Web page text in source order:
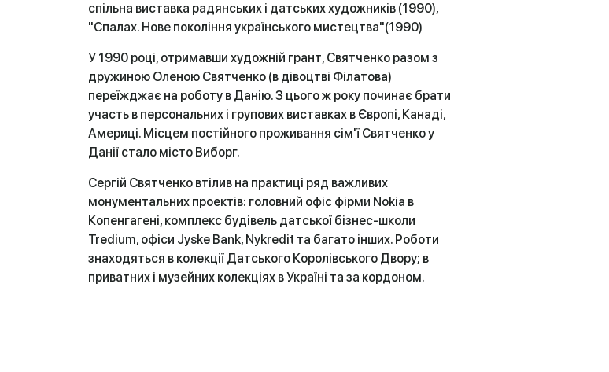
спільна виставка радянських і датських художників (1990),
"Спалах. Нове покоління українського мистецтва"(1990)
У 1990 році, отримавши художній грант, Святченко разом з
дружиною Оленою Святченко (в дівоцтві Філатова)
переїжджає на роботу в Данію. З цього ж року починає брати
участь в персональних і групових виставках в Європі, Канаді,
Америці. Місцем постійного проживання сім'ї Святченко у
Данії стало місто Виборг.
Сергій Святченко втілив на практиці ряд важливих
монументальних проектів: головний офіс фірми Nokia в
Копенгагені, комплекс будівель датської бізнес-школи
Tredium, офіси Jyske Bank, Nykredit та багато інших. Роботи
знаходяться в колекції Датського Королівського Двору; в
приватних і музейних колекціях в Україні та за кордоном.